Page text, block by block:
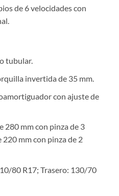
de 6 velocidades con
tubular.
invertida de 35 mm.
con ajuste de
280 mm con pinza de 3
mm con pinza de 2
80 R17; Trasero: 130/70